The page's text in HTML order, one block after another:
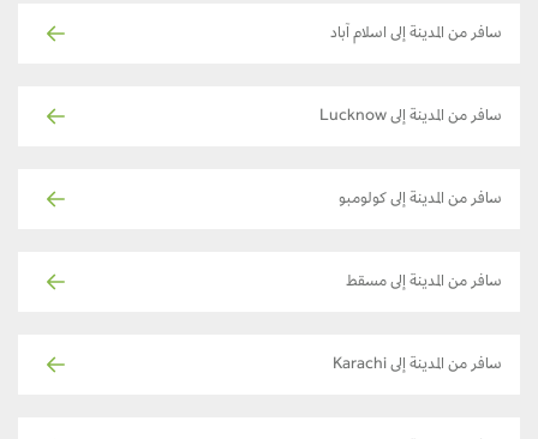
سافر من المدينة إلى اسلام آباد
سافر من المدينة إلى Lucknow
سافر من المدينة إلى كولومبو
سافر من المدينة إلى مسقط
سافر من المدينة إلى Karachi